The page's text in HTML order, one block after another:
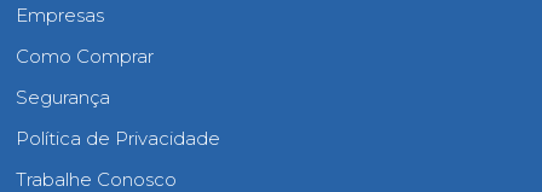
Empresas
Como Comprar
Segurança
Política de Privacidade
Trabalhe Conosco